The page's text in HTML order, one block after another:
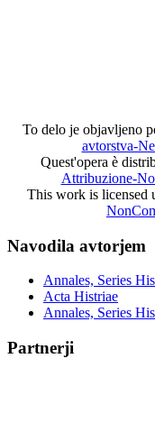
To delo je objavljeno
avtorstva-
Quest'opera è
Attribuzione-
This work is licensed
Navodila avtorjem
Annales, Series
Acta Histriae
Annales, Series
Partnerji